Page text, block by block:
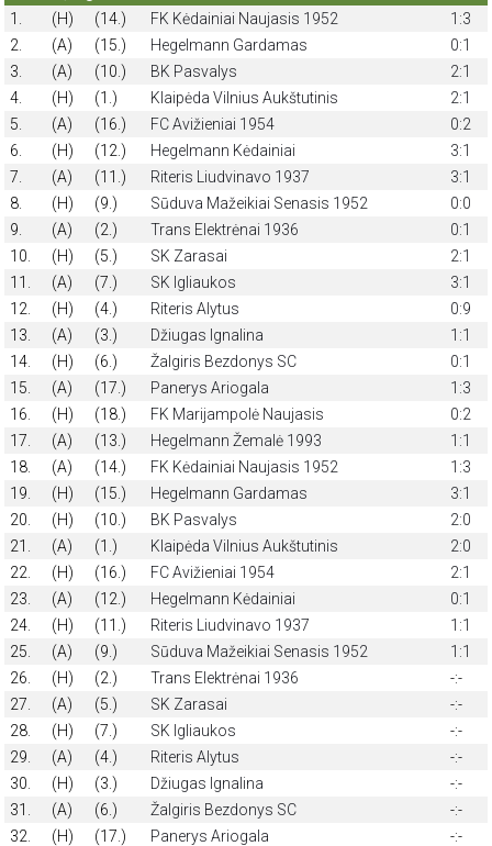
1.
(H) (14.) FK Kėdainiai Naujasis 1952
1:3
2.
(A) (15.) Hegelmann Gardamas
0:1
3.
(A) (10.) BK Pasvalys
2:1
4.
(H) (1.) Klaipėda Vilnius Aukštutinis
2:1
5.
(A) (16.) FC Avižieniai 1954
0:2
6.
(H) (12.) Hegelmann Kėdainiai
3:1
7.
(A) (11.) Riteris Liudvinavo 1937
3:1
8.
(H) (9.) Sūduva Mažeikiai Senasis 1952
0:0
9.
(A) (2.) Trans Elektrėnai 1936
0:1
10.
(H) (5.) SK Zarasai
2:1
11.
(A) (7.) SK Igliaukos
3:1
12.
(H) (4.) Riteris Alytus
0:9
13.
(A) (3.) Džiugas Ignalina
1:1
14.
(H) (6.) Žalgiris Bezdonys SC
0:1
15.
(A) (17.) Panerys Ariogala
1:3
16.
(H) (18.) FK Marijampolė Naujasis
0:2
17.
(A) (13.) Hegelmann Žemalė 1993
1:1
18.
(A) (14.) FK Kėdainiai Naujasis 1952
1:3
19.
(H) (15.) Hegelmann Gardamas
3:1
20.
(H) (10.) BK Pasvalys
2:0
21.
(A) (1.) Klaipėda Vilnius Aukštutinis
2:0
22.
(H) (16.) FC Avižieniai 1954
2:1
23.
(A) (12.) Hegelmann Kėdainiai
0:1
24.
(H) (11.) Riteris Liudvinavo 1937
1:1
25.
(A) (9.) Sūduva Mažeikiai Senasis 1952
1:1
26.
(H) (2.) Trans Elektrėnai 1936
-:-
27.
(A) (5.) SK Zarasai
-:-
28.
(H) (7.) SK Igliaukos
-:-
29.
(A) (4.) Riteris Alytus
-:-
30.
(H) (3.) Džiugas Ignalina
-:-
31.
(A) (6.) Žalgiris Bezdonys SC
-:-
32.
(H) (17.) Panerys Ariogala
-:-